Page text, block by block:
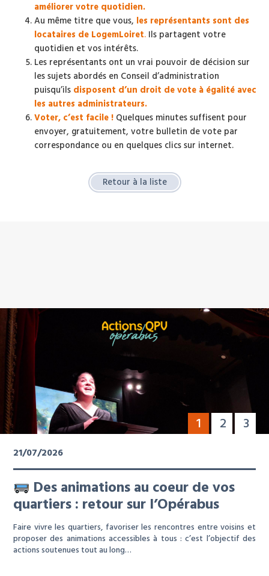
améliorer votre quotidien.
Au même titre que vous, les représentants sont des
locataires de LogemLoiret.Ils partagent votre
quotidien et vos intérêts.
Les représentants ont un vrai pouvoir de décision sur
les sujets abordés en Conseil d’administration
puisqu’ils disposent d’un droit de vote à égalité avec
les autres administrateurs.
Voter, c’est facile !Quelques minutes suffisent pour
envoyer, gratuitement, votre bulletin de vote par
correspondance ou en quelques clics sur internet.
Retour à la liste
1 2 3
21/07/2026
Des animations au coeur de vos
quartiers : retour sur l’Opérabus
Faire vivre les quartiers, favoriser les rencontres entre voisins et
proposer des animations accessibles à tous : c’est l’objectif des
actions soutenues tout au long…